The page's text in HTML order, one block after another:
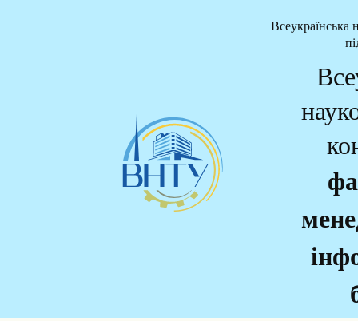
Всеукраїнська